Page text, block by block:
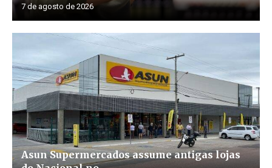
7 de agosto de 2026
Asun Supermercados assume antigas lojas